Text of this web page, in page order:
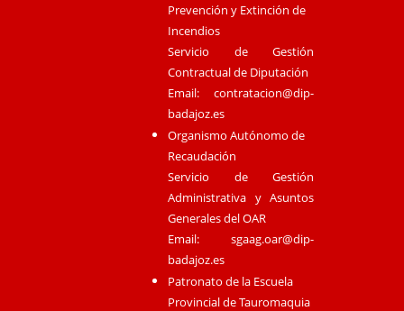
Prevención y Extinción de
Incendios
Servicio de Gestión
Contractual de Diputación
Email:contratacion@dip-
badajoz.es
Organismo Autónomo de
Recaudación
Servicio de Gestión
Administrativa y Asuntos
Generales del OAR
Email:sgaag.oar@dip-
badajoz.es
Patronato de la Escuela
Provincial de Tauromaquia